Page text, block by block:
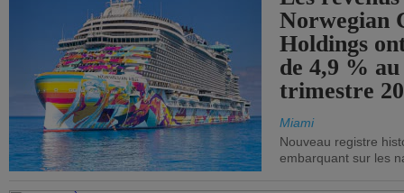
Norwegian
Holdings
de 4,9 %
trimestre
Miami
Nouveau registre
embarquant sur les